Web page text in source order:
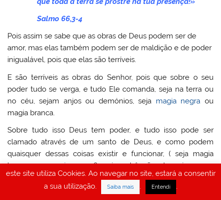
Salmo 66,3-4
Pois assim se sabe que as obras de Deus podem ser de
amor, mas elas também podem ser de maldição e de poder
inigualável, pois que elas são terríveis.
E são terríveis as obras do Senhor, pois que sobre o seu
poder tudo se verga, e tudo Ele comanda, seja na terra ou
no céu, sejam anjos ou demónios, seja magia negra ou
magia branca.
Sobre tudo isso Deus tem poder, e tudo isso pode ser
clamado através de um santo de Deus, e como podem
quaisquer dessas coisas existir e funcionar, ( seja magia
branca oumagia negra?, seja a bênção de anjos ou a
maldição de demónios?), sem a anuência e o poder de
este site utiliza Cookies. Ao navegar no site, estará a consentir
a sua utilização.
Saiba mais . Entendi .